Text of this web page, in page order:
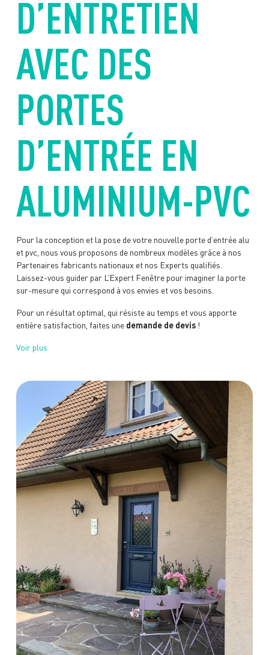
D’ENTRETIEN
AVEC DES
PORTES
D’ENTRÉE EN
ALUMINIUM-PVC
Pour la conception et la pose de votre nouvelle porte d’entrée alu
et pvc, nous vous proposons de nombreux modèles grâce à nos
Partenaires fabricants nationaux et nos Experts qualifiés.
Laissez-vous guider par L’Expert Fenêtre pour imaginer la porte
sur-mesure qui correspond à vos envies et vos besoins.
Pour un résultat optimal, qui résiste au temps et vous apporte
entière satisfaction, faites une demande de devis!
Voir plus